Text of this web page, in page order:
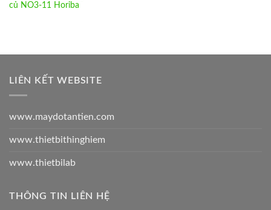
củ NO3-11 Horiba
LIÊN KẾT WEBSITE
www.maydotantien.com
www.thietbithinghiem
www.thietbilab
THÔNG TIN LIÊN HỆ